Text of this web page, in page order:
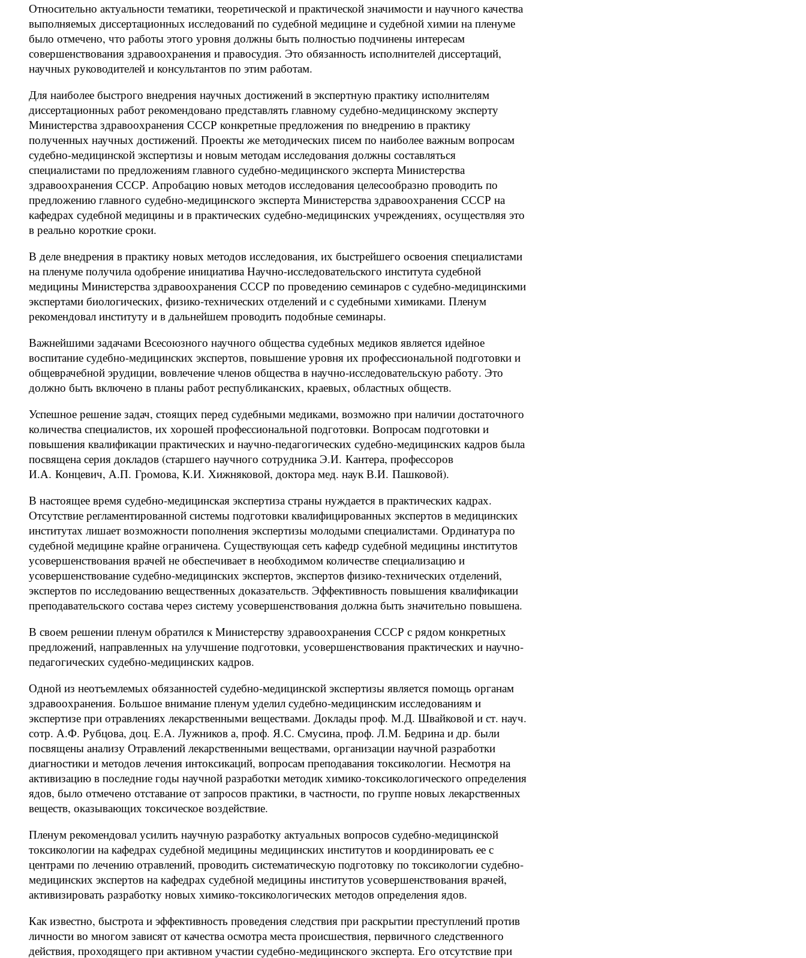
Относительно актуальности тематики, теоретической и практической значимости и научного качества
выполняемых диссертационных исследований по судебной медицине и судебной химии на пленуме
было отмечено, что работы этого уровня должны быть полностью подчинены интересам
совершенствования здравоохранения и правосудия. Это обязанность исполнителей диссертаций,
научных руководителей и консультантов по этим работам.
Для наиболее быстрого внедрения научных достижений в экспертную практику исполнителям
диссертационных работ рекомендовано представлять главному судебно-медицинскому эксперту
Министерства здравоохранения СССР конкретные предложения по внедрению в практику
полученных научных достижений. Проекты же методических писем по наиболее важным вопросам
судебно-медицинской экспертизы и новым методам исследования должны составляться
специалистами по предложениям главного судебно-медицинского эксперта Министерства
здравоохранения СССР. Апробацию новых методов исследования целесообразно проводить по
предложению главного судебно-медицинского эксперта Министерства здравоохранения СССР на
кафедрах судебной медицины и в практических судебно-медицинских учреждениях, осуществляя это
в реально короткие сроки.
В деле внедрения в практику новых методов исследования, их быстрейшего освоения специалистами
на пленуме получила одобрение инициатива Научно-исследовательского института судебной
медицины Министерства здравоохранения СССР по проведению семинаров с судебно-медицинскими
экспертами биологических, физико-технических отделений и с судебными химиками. Пленум
рекомендовал институту и в дальнейшем проводить подобные семинары.
Важнейшими задачами Всесоюзного научного общества судебных медиков является идейное
воспитание судебно-медицинских экспертов, повышение уровня их профессиональной подготовки и
общеврачебной эрудиции, вовлечение членов общества в научно-исследовательскую работу. Это
должно быть включено в планы работ республиканских, краевых, областных обществ.
Успешное решение задач, стоящих перед судебными медиками, возможно при наличии достаточного
количества специалистов, их хорошей профессиональной подготовки. Вопросам подготовки и
повышения квалификации практических и научно-педагогических судебно-медицинских кадров была
посвящена серия докладов (старшего научного сотрудника Э.И. Кантера, профессоров
И.А. Концевич, А.П. Громова, К.И. Хижняковой, доктора мед. наук В.И. Пашковой).
В настоящее время судебно-медицинская экспертиза страны нуждается в практических кадрах.
Отсутствие регламентированной системы подготовки квалифицированных экспертов в медицинских
институтах лишает возможности пополнения экспертизы молодыми специалистами. Ординатура по
судебной медицине крайне ограничена. Существующая сеть кафедр судебной медицины институтов
усовершенствования врачей не обеспечивает в необходимом количестве специализацию и
усовершенствование судебно-медицинских экспертов, экспертов физико-технических отделений,
экспертов по исследованию вещественных доказательств. Эффективность повышения квалификации
преподавательского состава через систему усовершенствования должна быть значительно повышена.
В своем решении пленум обратился к Министерству здравоохранения СССР с рядом конкретных
предложений, направленных на улучшение подготовки, усовершенствования практических и научно-
педагогических судебно-медицинских кадров.
Одной из неотъемлемых обязанностей судебно-медицинской экспертизы является помощь органам
здравоохранения. Большое внимание пленум уделил судебно-медицинским исследованиям и
экспертизе при отравлениях лекарственными веществами. Доклады проф. М.Д. Швайковой и ст. науч.
сотр. А.Ф. Рубцова, доц. Е.А. Лужников а, проф. Я.С. Смусина, проф. Л.М. Бедрина и др. были
посвящены анализу Отравлений лекарственными веществами, организации научной разработки
диагностики и методов лечения интоксикаций, вопросам преподавания токсикологии. Несмотря на
активизацию в последние годы научной разработки методик химико-токсикологического определения
ядов, было отмечено отставание от запросов практики, в частности, по группе новых лекарственных
веществ, оказывающих токсическое воздействие.
Пленум рекомендовал усилить научную разработку актуальных вопросов судебно-медицинской
токсикологии на кафедрах судебной медицины медицинских институтов и координировать ее с
центрами по лечению отравлений, проводить систематическую подготовку по токсикологии судебно-
медицинских экспертов на кафедрах судебной медицины институтов усовершенствования врачей,
активизировать разработку новых химико-токсикологических методов определения ядов.
Как известно, быстрота и эффективность проведения следствия при раскрытии преступлений против
личности во многом зависят от качества осмотра места происшествия, первичного следственного
действия, проходящего при активном участии судебно-медицинского эксперта. Его отсутствие при